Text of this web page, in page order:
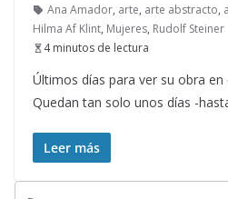
Ana Amador, arte, arte abstracto,
Hilma Af Klint, Mujeres, Rudolf Steiner
4 minutos de lectura
Últimos días para ver su obra
Quedan tan solo unos días -
Leer más